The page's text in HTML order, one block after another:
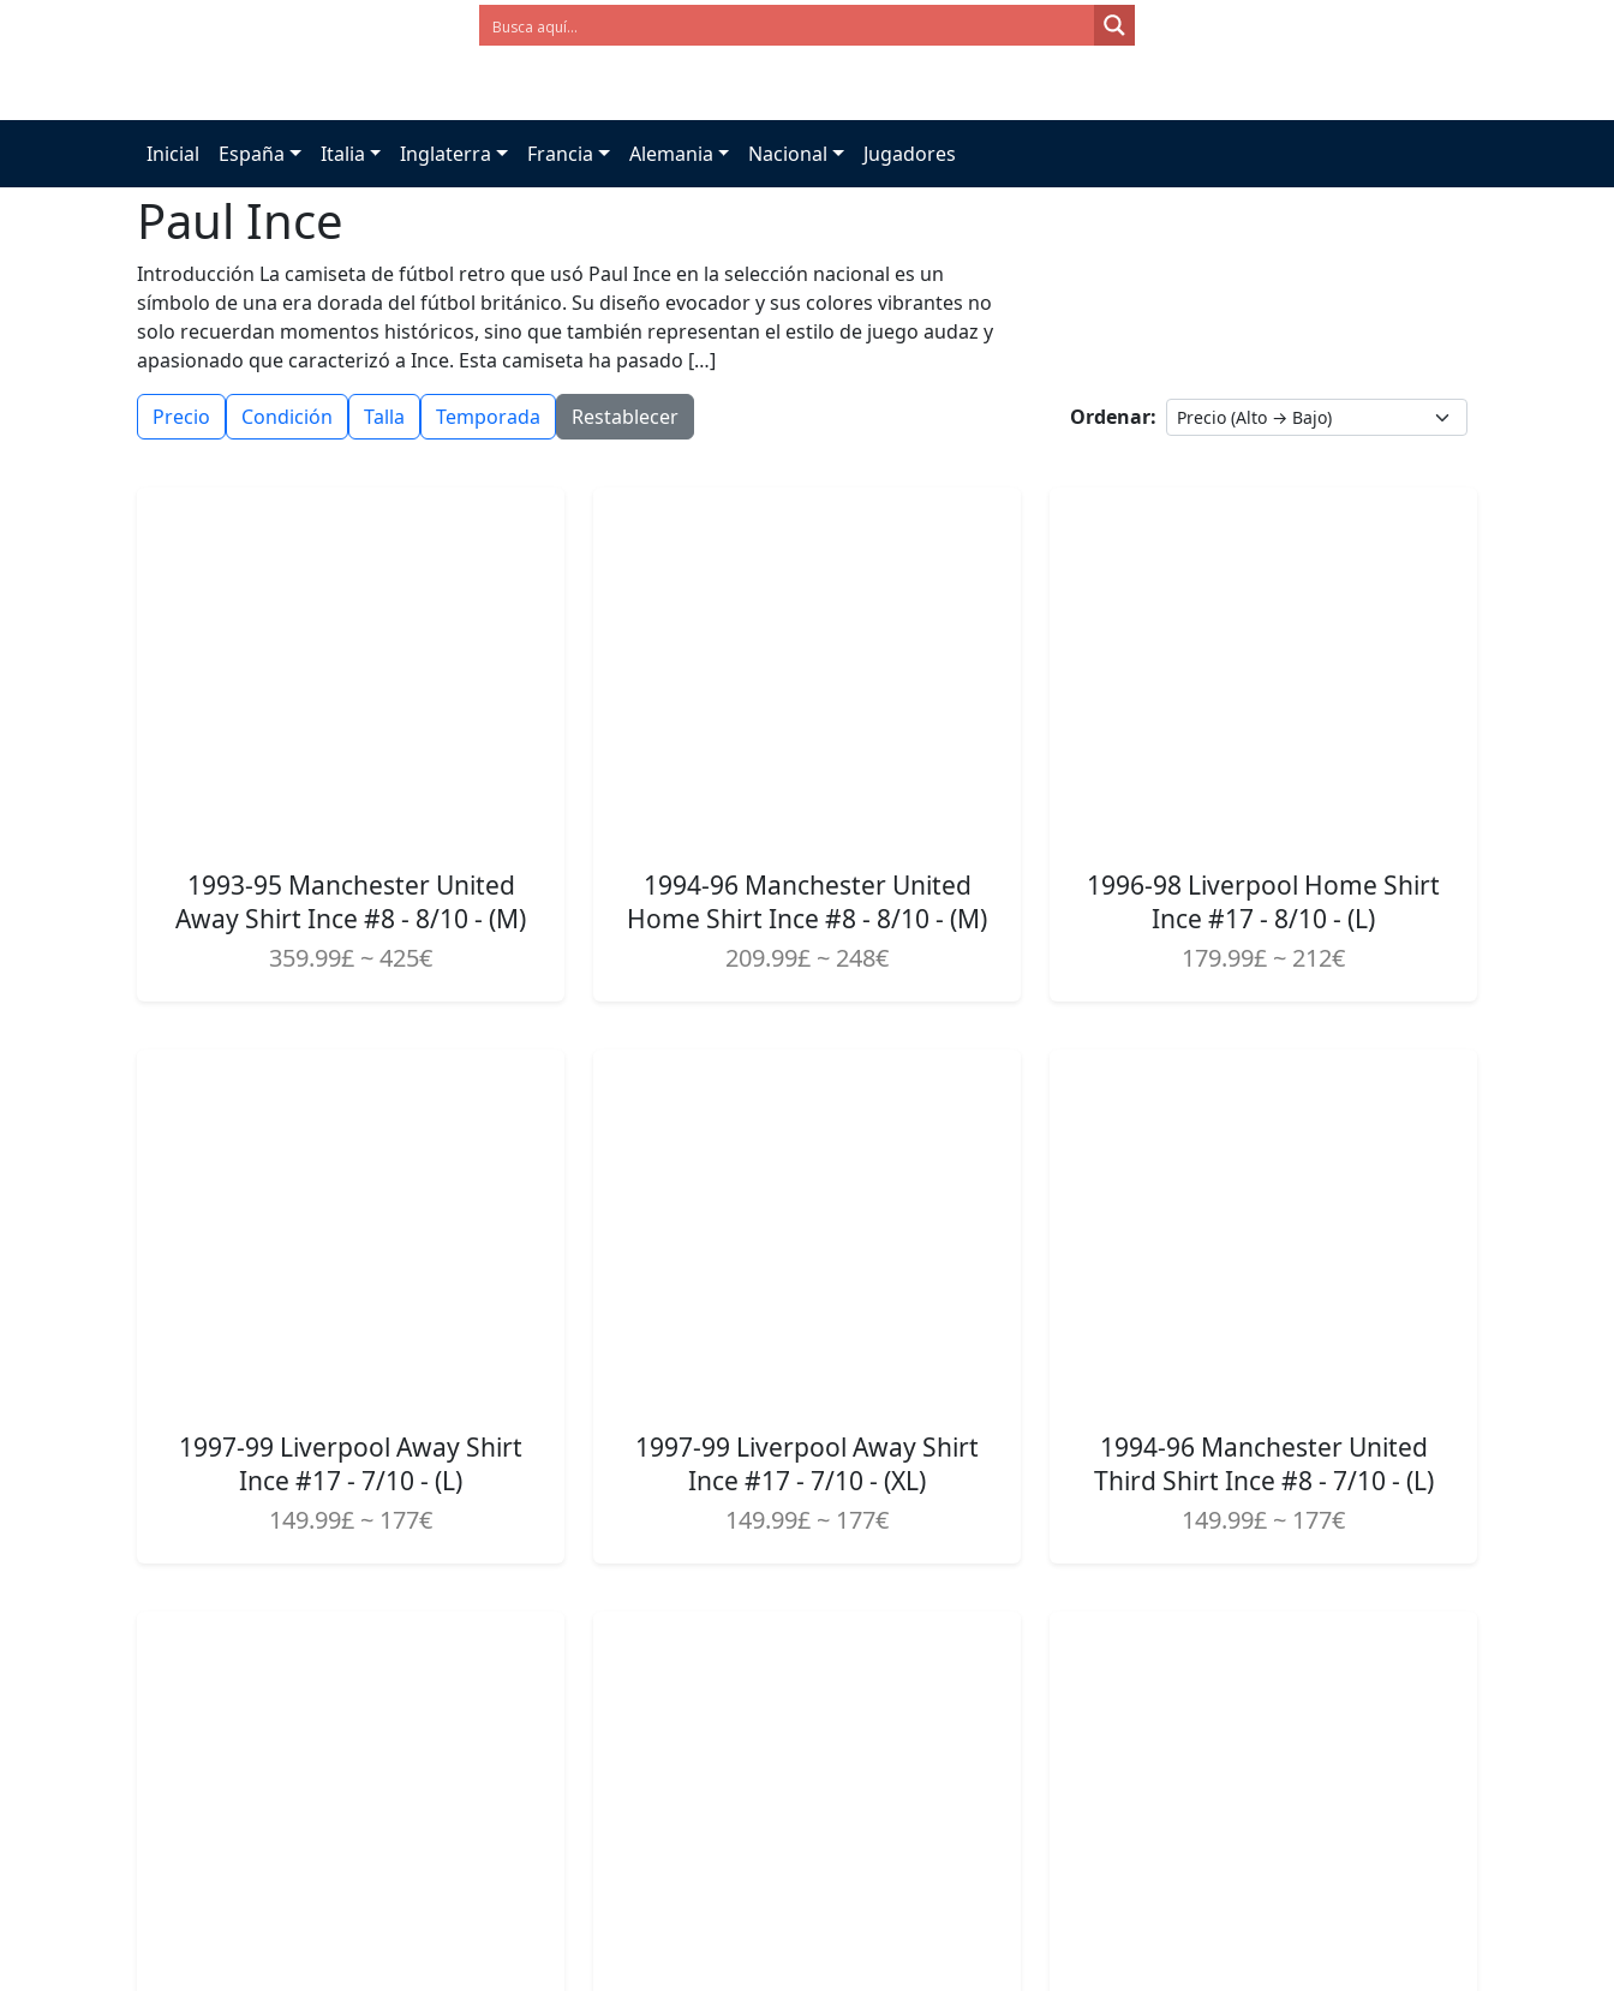
Inicial España Italia Inglaterra Francia Alemania Nacional Jugadores
Paul Ince
Introducción La camiseta de fútbol retro que usó Paul Ince en la selección nacional es un
símbolo de una era dorada del fútbol británico. Su diseño evocador y sus colores vibrantes no
solo recuerdan momentos históricos, sino que también representan el estilo de juego audaz y
apasionado que caracterizó a Ince. Esta camiseta ha pasado […]
Precio Condición Talla Temporada Restablecer Ordenar:
1993-95 Manchester United
Away Shirt Ince #8 - 8/10 - (M)
359.99£ ~ 425€
1994-96 Manchester United
Home Shirt Ince #8 - 8/10 - (M)
209.99£ ~ 248€
1996-98 Liverpool Home Shirt
Ince #17 - 8/10 - (L)
179.99£ ~ 212€
1997-99 Liverpool Away Shirt
Ince #17 - 7/10 - (L)
149.99£ ~ 177€
1997-99 Liverpool Away Shirt
Ince #17 - 7/10 - (XL)
149.99£ ~ 177€
1994-96 Manchester United
Third Shirt Ince #8 - 7/10 - (L)
149.99£ ~ 177€